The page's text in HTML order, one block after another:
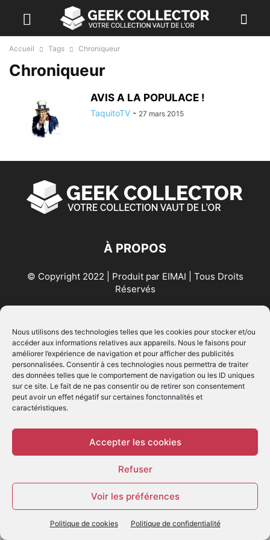
Nous utilisons des technologies telles que les cookies pour stocker et/ou
accéder aux informations relatives aux appareils. Nous le faisons pour
améliorer l’expérience de navigation et pour afficher des publicités
personnalisées. Consentir à ces technologies nous permettra de traiter
des données telles que le comportement de navigation ou les ID uniques
sur ce site. Le fait de ne pas consentir ou de retirer son consentement
peut avoir un effet négatif sur certaines fonctonnalités et
caractéristiques.
Accepter les cookies
Refuser
Voir les préférences
Politique de cookies Politique de confidentialité
Accueil Tags Chroniqueur
Chroniqueur
AVIS A LA POPULACE !
TaquitoTV - 27 mars 2015
À PROPOS
© Copyright 2022 | Produit par EIMAI | Tous Droits
Réservés
SUIVEZ NOUS